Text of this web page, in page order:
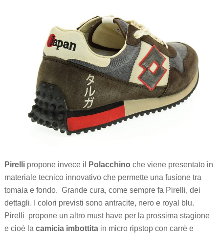
Pirellipropone invece il Polacchino che viene presentato in
materiale tecnico innovativo che permette una fusione tra
tomaia e fondo. Grande cura, come sempre fa Pirelli, dei
dettagli. I colori previsti sono antracite, nero e royal blu.
Pirelli propone un altro must have per la prossima stagione
e cioè la camicia imbottitain micro ripstop con carrè e